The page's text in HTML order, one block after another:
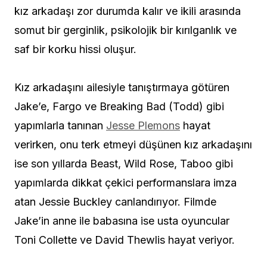
kız arkadaşı zor durumda kalır ve ikili arasında
somut bir gerginlik, psikolojik bir kırılganlık ve
saf bir korku hissi oluşur.
Kız arkadaşını ailesiyle tanıştırmaya götüren
Jake’e, Fargo ve Breaking Bad (Todd) gibi
yapımlarla tanınan Jesse Plemons hayat
verirken, onu terk etmeyi düşünen kız arkadaşını
ise son yıllarda Beast, Wild Rose, Taboo gibi
yapımlarda dikkat çekici performanslara imza
atan Jessie Buckley canlandırıyor. Filmde
Jake’in anne ile babasına ise usta oyuncular
Toni Collette ve David Thewlis hayat veriyor.